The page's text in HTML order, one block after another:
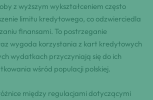
z wyższym wykształceniem często
limitu kredytowego, co odzwierciedla
finansami. To postrzeganie
wygoda korzystania z kart kredytowych
wydatkach przyczyniają się do ich
wśród populacji polskiej.
między regulacjami dotyczącymi